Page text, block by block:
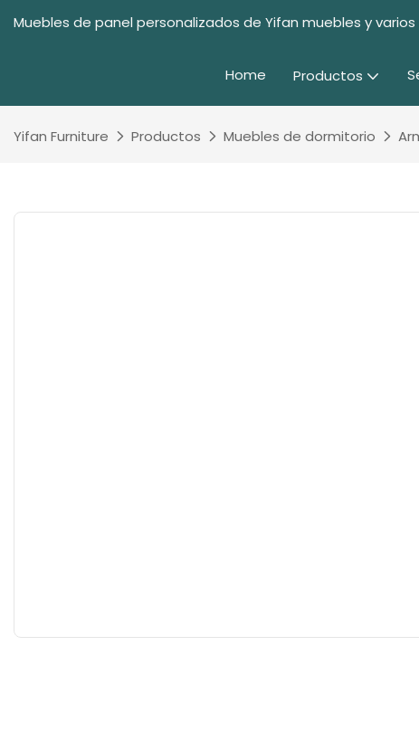
Muebles de panel personalizados de Yifan muebles y
Home Productos
Yifan Furniture Productos Muebles de dormitorio